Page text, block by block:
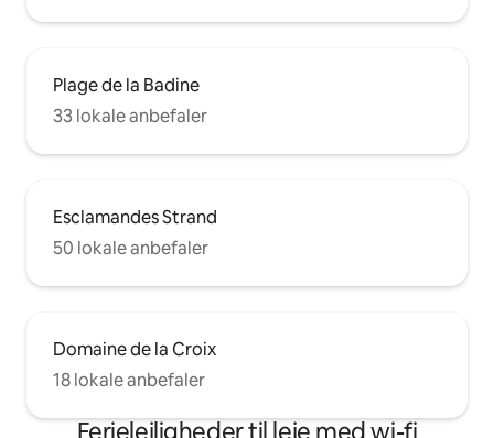
Plage de la Badine
33 lokale anbefaler
Esclamandes Strand
50 lokale anbefaler
Domaine de la Croix
18 lokale anbefaler